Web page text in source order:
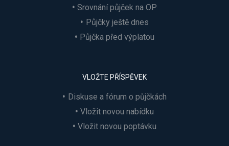
Srovnání půjček na OP
Půjčky ještě dnes
Půjčka před výplatou
VLOŽTE PŘÍSPĚVEK
Diskuse a fórum o půjčkách
Vložit novou nabídku
Vložit novou poptávku